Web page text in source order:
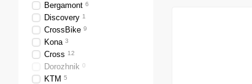
Bergamont 6
Discovery 1
CrossBike 9
Kona 3
Cross 12
Dorozhnik 0
KTM 5